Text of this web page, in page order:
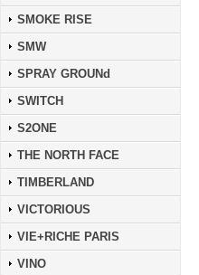
SMOKE RISE
SMW
SPRAY GROUNd
SWITCH
S2ONE
THE NORTH FACE
TIMBERLAND
VICTORIOUS
VIE+RICHE PARIS
VINO